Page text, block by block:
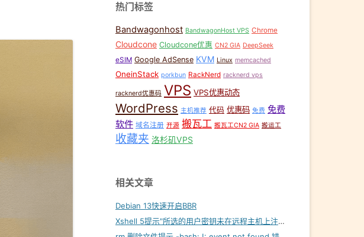
热门标签
Bandwagonhost BandwagonHost VPS Chrome
Cloudcone Cloudcone优惠 CN2 GIA DeepSeek
eSIM Google AdSense KVM Linux memcached
OneinStack porkbun RackNerd racknerd vps
racknerd优惠码 VPS VPS优惠动态
WordPress 主机推荐 代码 优惠码 免费 免费
软件 域名注册 开源 搬瓦工 搬瓦工CN2 GIA 搬运工
收藏夹 洛杉矶VPS
相关文章
Debian 13快速开启BBR
Xshell 5提示"所选的用户密钥未在远程主机上注册"